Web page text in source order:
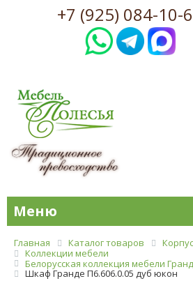
+7 (925) 084-10-
Меню
Главная Каталог товаров
Коллекции мебели
Белорусская коллекция мебели
Шкаф Гранде П6.606.0.05 дуб юкон